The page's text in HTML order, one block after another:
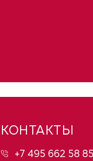
КОНТАКТЫ
+7 495 662 58 85